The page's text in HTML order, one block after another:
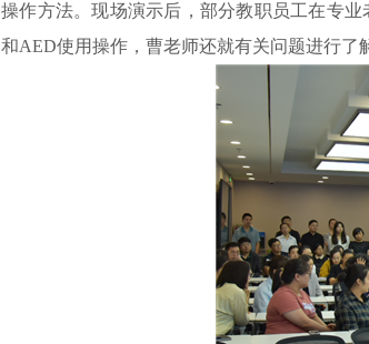
操作方法。现场演示后，部分教职员工在专业
和AED使用操作， 曹老师还就有关问题进行了